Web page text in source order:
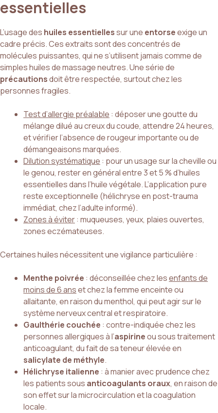
essentielles
L’usage des huiles essentiellessur une entorseexige un
cadre précis. Ces extraits sont des concentrés de
molécules puissantes, qui ne s’utilisent jamais comme de
simples huiles de massage neutres. Une série de
précautionsdoit être respectée, surtout chez les
personnes fragiles.
Test d’allergie préalable : déposer une goutte du
mélange dilué au creux du coude, attendre 24 heures,
et vérifier l’absence de rougeur importante ou de
démangeaisons marquées.
Dilution systématique : pour un usage sur la cheville ou
le genou, rester en général entre 3 et 5 % d’huiles
essentielles dans l’huile végétale. L’application pure
reste exceptionnelle (hélichryse en post-trauma
immédiat, chez l’adulte informé).
Zones à éviter: muqueuses, yeux, plaies ouvertes,
zones eczémateuses.
Certaines huiles nécessitent une vigilance particulière :
Menthe poivrée : déconseillée chez lesenfants de
moins de 6 anset chez la femme enceinte ou
allaitante, en raison du menthol, qui peut agir sur le
système nerveux central et respiratoire.
Gaulthérie couchée : contre-indiquée chez les
personnes allergiques à l’aspirineou sous traitement
anticoagulant, du fait de sa teneur élevée en
salicylate de méthyle.
Hélichryse italienne : à manier avec prudence chez
les patients sous anticoagulants oraux, en raison de
son effet sur la microcirculation et la coagulation
locale.